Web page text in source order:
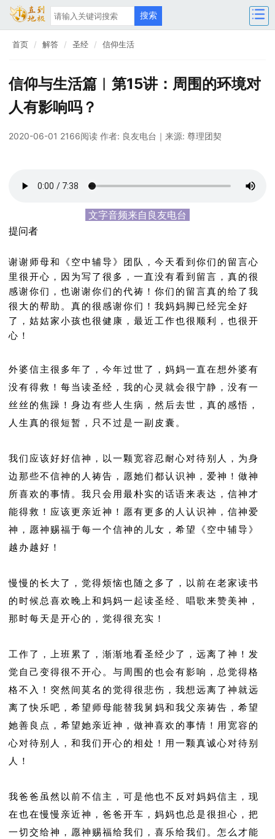
首页 解答 圣经 信仰生活
信仰与生活篇︱第15讲：周围的环境对
人有影响吗？
2020-06-01 2166阅读 作者: 良友电台 ｜来源: 尊理团契
文字音频来自良友电台
提问者
谢谢师母和《空中辅导》团队，今天看到你们的留言心
里很开心，因为写了很多，一直没有看到留言，真的很
感谢你们，也谢谢你们的代祷！你们的留言真的给了我
很大的帮助。真的很感谢你们！我妈妈脚已经完全好
了，姑姑家小孩也很健康，最近工作也很顺利，也很开
心！
外婆信主很多年了，今年过世了，妈妈一直在想外婆有
没有得救！每当读圣经，我的心灵就会很宁静，没有一
丝丝的焦躁！身边有些人生病，然后去世，真的感悟，
人生真的很短暂，只不过是一副皮囊。
我们应该好好信神，以一颗宽容忍耐心对待别人，为身
边那些不信神的人祷告，愿她们都认识神，爱神！做神
所喜欢的事情。我只会用最朴实的话语来表达，信神才
能得救！应该更亲近神！愿有更多的人认识神，信神爱
神，愿神赐福于每一个信神的儿女，希望《空中辅导》
越办越好！
慢慢的长大了，觉得烦恼也随之多了，以前在老家读书
的时候总喜欢晚上和妈妈一起读圣经、唱歌来赞美神，
那时每天是开心的，觉得很充实！
工作了，上班累了，渐渐地看圣经少了，远离了神！发
觉自己变得很不开心。与周围的也会有影响，总觉得格
格不入！突然间莫名的觉得很悲伤，我想远离了神就远
离了快乐吧，希望师母能替我舅妈和我父亲祷告，希望
她善良点，希望她亲近神，做神喜欢的事情！用宽容的
心对待别人，和我们开心的相处！用一颗真诚心对待别
人！
我爸爸虽然以前不信主，可是他也不反对妈妈信主，现
在也在慢慢亲近神，爸爸开车，妈妈也总是很担心，把
一切交给神，愿神赐福给我们，喜乐给我们。怎么才能